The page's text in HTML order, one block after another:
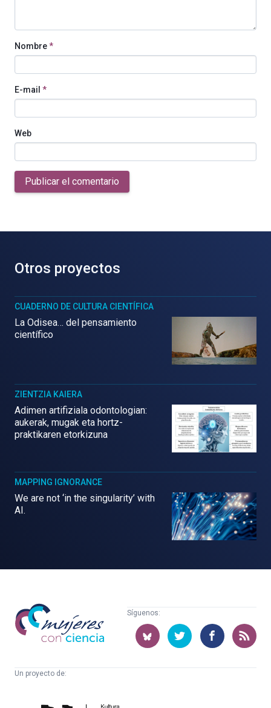
Nombre*
E-mail *
Web
Publicar el comentario
Otros proyectos
CUADERNO DE CULTURA CIENTÍFICA
La Odisea… del pensamiento
científico
ZIENTZIA KAIERA
Adimen artifiziala odontologian:
aukerak, mugak eta hortz-
praktikaren etorkizuna
MAPPING IGNORANCE
We are not ‘in the singularity’ with
AI.
Mujeres
con
ciencia
Síguenos:
Un proyecto de: